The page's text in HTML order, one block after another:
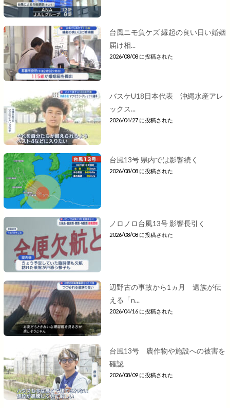
台風ニモ負ケズ 縁起の良い日い婚姻
届け相...
2026/08/08 に投稿された
バスケU18日本代表 沖縄水産アレ
ックス...
2026/04/27 に投稿された
台風13号 県内では影響続く
2026/08/08 に投稿された
ノロノロ台風13号 影響長引く
2026/08/08 に投稿された
辺野古の事故から1ヵ月 遺族が伝
える「n...
2026/04/16 に投稿された
台風13号 農作物や施設への被害を
確認
2026/08/09 に投稿された